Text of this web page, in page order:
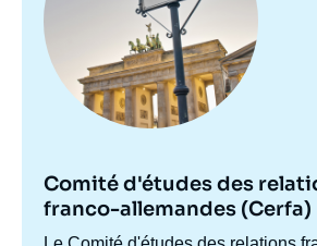
Comité d'études des
franco-allemandes (Cerfa)